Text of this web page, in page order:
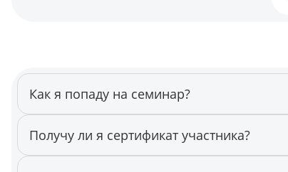
Как я попаду на семинар?
Получу ли я сертификат участника?